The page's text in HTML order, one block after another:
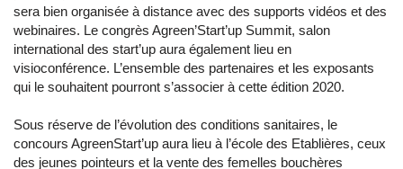
sera bien organisée à distance avec des supports vidéos et des
webinaires. Le congrès Agreen’Start’up Summit, salon
international des start’up aura également lieu en
visioconférence. L’ensemble des partenaires et les exposants
qui le souhaitent pourront s’associer à cette édition 2020.
Sous réserve de l’évolution des conditions sanitaires, le
concours AgreenStart’up aura lieu à l’école des Etablières, ceux
des jeunes pointeurs et la vente des femelles bouchères